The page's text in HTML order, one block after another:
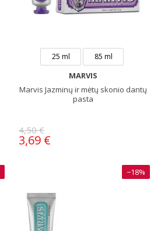
25 ml 85 ml
MARVIS
Marvis Jazminų ir mėtų skonio dantų
pasta
4,50 €
3,69 €
−18%